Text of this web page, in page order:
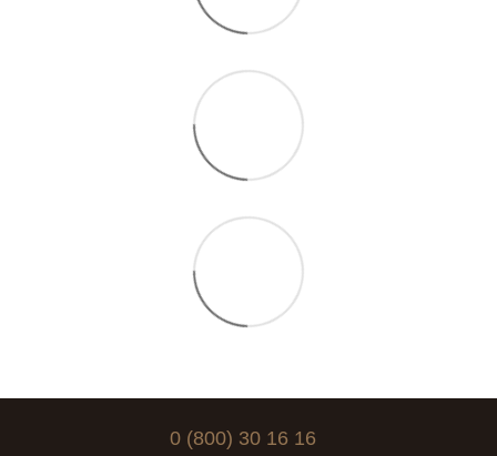
0 (800) 30 16 16